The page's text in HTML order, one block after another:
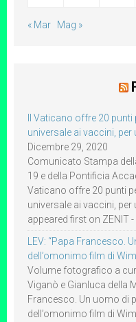
« Mar Mag »
Il Vaticano offre 20
universale ai vaccini,
Dicembre 29, 2020
Comunicato Stampa
19 e della Pontificia
Vaticano offre 20 punti
universale ai vaccini,
appeared first on ZENIT -
LEV: “Papa Francesco.
dell’omonimo film di
Volume fotografico a
Viganò e Gianluca della
Francesco. Un uomo di
dell’omonimo film di